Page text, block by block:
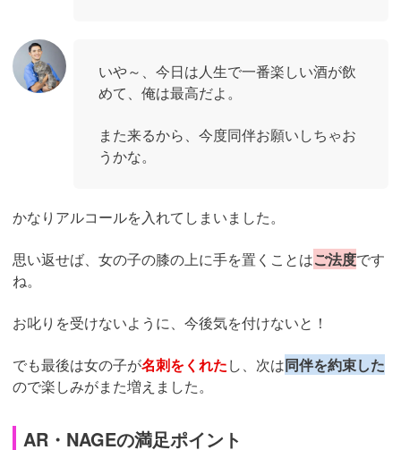
いや～、今日は人生で一番楽しい酒が飲
めて、俺は最高だよ。
また来るから、今度同伴お願いしちゃお
うかな。
かなりアルコールを入れてしまいました。
思い返せば、女の子の膝の上に手を置くことはご法度です
ね。
お叱りを受けないように、今後気を付けないと！
でも最後は女の子が名刺をくれたし、次は同伴を約束した
ので楽しみがまた増えました。
AR・NAGEの満足ポイント